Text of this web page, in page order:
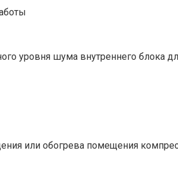
уровня шума внутреннего блока
или обогрева помещения